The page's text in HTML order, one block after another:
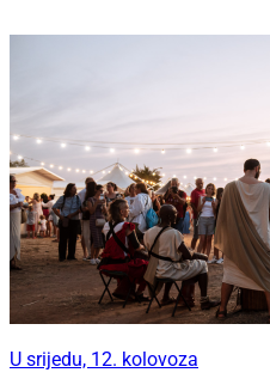
U srijedu, 12. kolovoza